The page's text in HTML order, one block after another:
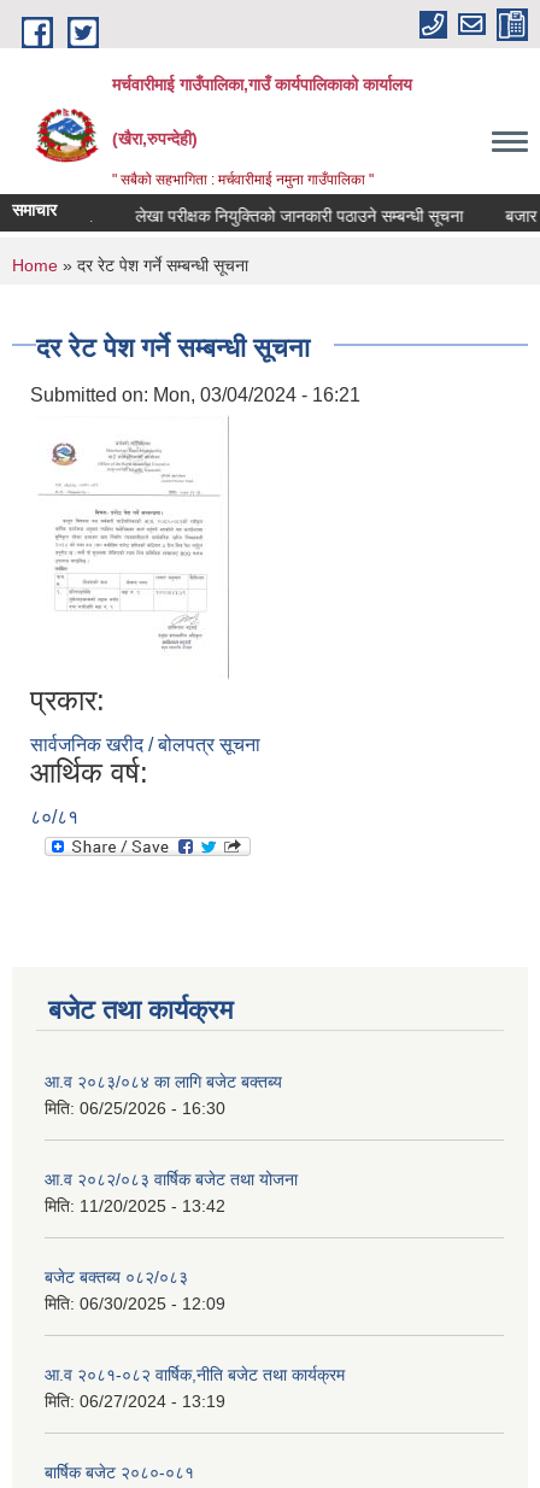
Skip to main content
मर्चवारीमाई गाउँपालिका,गाउँ कार्यपालिकाको कार्यालय
(खैरा,रुपन्देही)
" सबैको सहभागिता : मर्चवारीमाई नमुना गाउँपालिका "
समाचार
सूचना.. लेखा परीक्षक नियुक्तिको जानकारी पठाउने सम्बन्धी सूचना बजार
You are here
Home » दर रेट पेश गर्ने सम्बन्धी सूचना
दर रेट पेश गर्ने सम्बन्धी सूचना
Submitted on: Mon, 03/04/2024 - 16:21
प्रकार:
सार्वजनिक खरीद / बोलपत्र सूचना
आर्थिक वर्ष:
८०/८१
बजेट तथा कार्यक्रम
आ.व २०८३/०८४ का लागि बजेट बक्तब्य
मिति: 06/25/2026 - 16:30
आ.व २०८२/०८३ वार्षिक बजेट तथा योजना
मिति: 11/20/2025 - 13:42
बजेट बक्तब्य ०८२/०८३
मिति: 06/30/2025 - 12:09
आ.व २०८१-०८२ वार्षिक,नीति बजेट तथा कार्यक्रम
मिति: 06/27/2024 - 13:19
बार्षिक बजेट २०८०-०८१